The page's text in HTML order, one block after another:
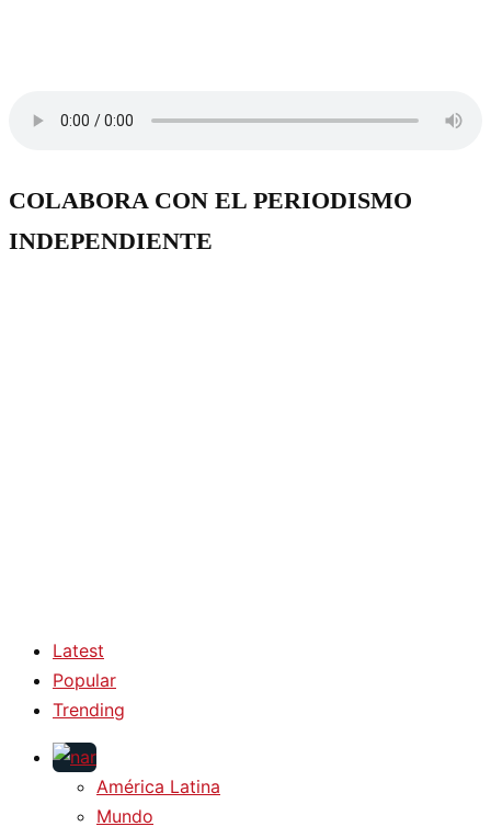
COLABORA CON EL PERIODISMO
INDEPENDIENTE
Latest
Popular
Trending
América Latina
Mundo